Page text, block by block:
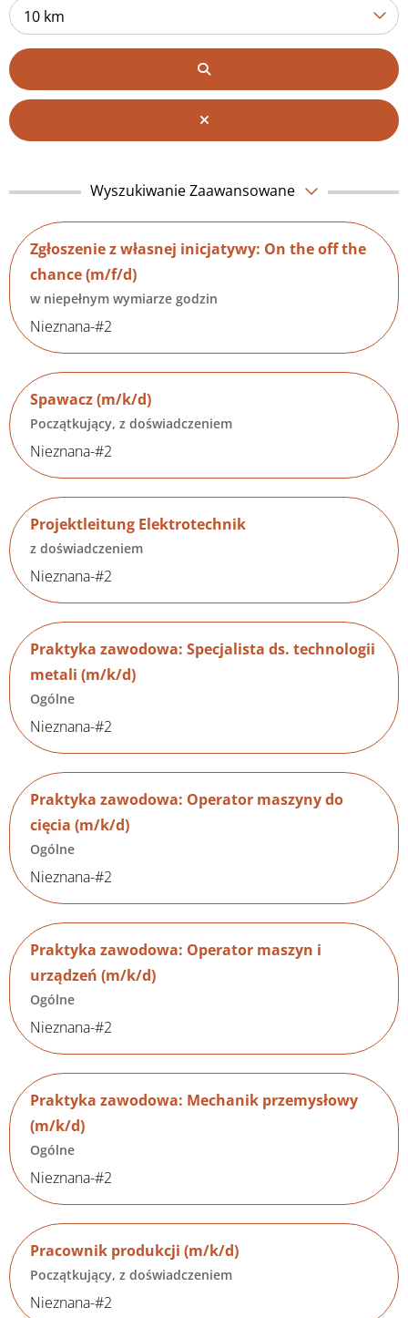
10 km
Wyszukiwanie Zaawansowane
Zgłoszenie z własnej inicjatywy: On the off the
chance (m/f/d)
w niepełnym wymiarze godzin
Nieznana-#2
Spawacz (m/k/d)
Początkujący, z doświadczeniem
Nieznana-#2
Projektleitung Elektrotechnik
z doświadczeniem
Nieznana-#2
Praktyka zawodowa: Specjalista ds. technologii
metali (m/k/d)
Ogólne
Nieznana-#2
Praktyka zawodowa: Operator maszyny do
cięcia (m/k/d)
Ogólne
Nieznana-#2
Praktyka zawodowa: Operator maszyn i
urządzeń (m/k/d)
Ogólne
Nieznana-#2
Praktyka zawodowa: Mechanik przemysłowy
(m/k/d)
Ogólne
Nieznana-#2
Pracownik produkcji (m/k/d)
Początkujący, z doświadczeniem
Nieznana-#2